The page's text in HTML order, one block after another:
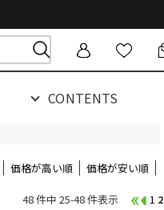
CONTENTS
価格が高い順 価格が安い順
48 件中 25-48 件表示 1 2